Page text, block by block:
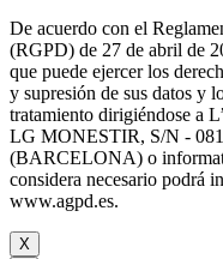
De acuerdo con el
(RGPD) de 27 de abril de
que puede ejercer los
y supresión de sus datos y
tratamiento dirigiéndose a
LG MONESTIR, S/N -
(BARCELONA) o
considera necesario podrá
www.agpd.es.
X